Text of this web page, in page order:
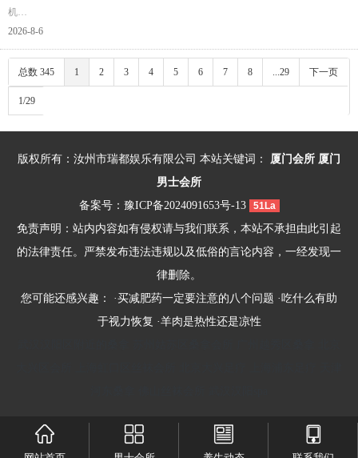
机…
2026-8-6
总数 345 1 2 3 4 5 6 7 8 ...29 下一页
1/29
版权所有：汝州市瑞都娱乐有限公司 本站关键词： 厦门会所 厦门
男士会所
备案号： 豫ICP备2024091653号-13 51La
免责声明：站内内容如有侵权请与我们联系，本站不承担由此引起
的法律责任。严禁发布违法违规以及低俗的言论内容，一经发现一
律删除。
您可能还感兴趣： ·买减肥药一定要注意的八个问题 ·吃什么有助
于视力恢复 ·羊肉是热性还是凉性